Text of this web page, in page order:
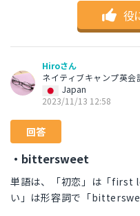
役
Hiroさん
ネイティブキャンプ英会
Japan
2023/11/13 12:58
回答
・bittersweet
単語は、「初恋」は「first
い」は形容詞で「